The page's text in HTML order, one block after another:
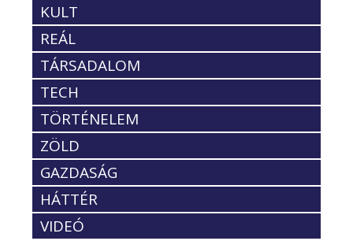
KULT
REÁL
TÁRSADALOM
TECH
TÖRTÉNELEM
ZÖLD
GAZDASÁG
HÁTTÉR
VIDEÓ